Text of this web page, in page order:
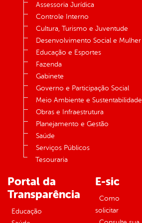
Assessoria Jurídica
Controle Interno
Cultura, Turismo e Juventude
Desenvolvimento Social e Mulher
Educação e Esportes
Fazenda
Gabinete
Governo e Participação Social
Meio Ambiente e Sustentabilidade
Obras e Infraestrutura
Planejamento e Gestão
Saúde
Serviços Públicos
Tesouraria
Portal da
Transparência
Educação
E-sic
Como
solicitar